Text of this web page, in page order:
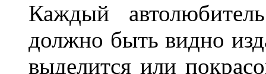
Каждый
должно быть видно
выделится или